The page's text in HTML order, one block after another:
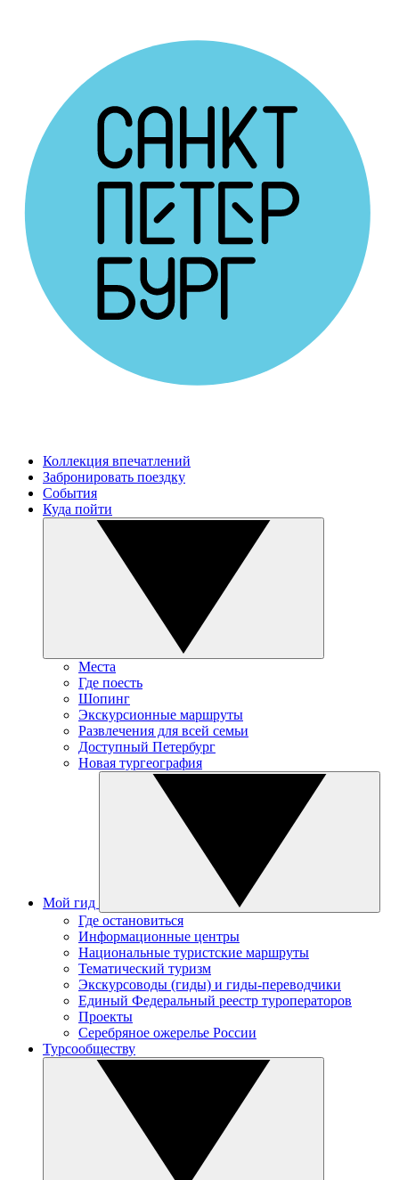
Коллекция впечатлений
Забронировать поездку
События
Куда пойти
Места
Где поесть
Шопинг
Экскурсионные маршруты
Развлечения для всей семьи
Доступный Петербург
Новая тургеография
Мой гид
Где остановиться
Информационные центры
Национальные туристские маршруты
Тематический туризм
Экскурсоводы (гиды) и гиды-переводчики
Единый Федеральный реестр туроператоров
Проекты
Серебряное ожерелье России
Турсообществу